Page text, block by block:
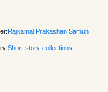
Rajkamal Prakashan Samuh
Short-story-collections